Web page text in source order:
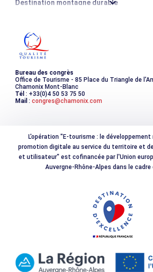
Destination montagne durable
Photothèque
Bureau des congrès
Office de Tourisme - 85 Place du Triangle de
Chamonix Mont-Blanc
Tél : +33(0)4 50 53 75 50
Mail : congres@chamonix.com
L'opération "E-tourisme : le
promotion digitale au service du territoire et
et utilisateur" est cofinancée par l'Union
Auvergne-Rhône-Alpes dans le cadre